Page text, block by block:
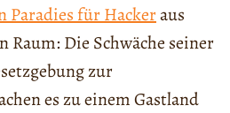
Paradies für Hackeraus
Raum: Die Schwäche seiner
zur
es zu einem Gastland